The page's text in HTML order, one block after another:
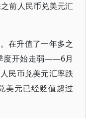
前人民币兑美元汇
在升值了一年多之
度开始走弱——6月
民币兑美元汇率跌
美元已经贬值超过